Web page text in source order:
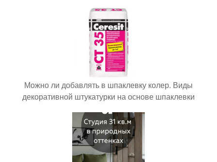
Можно ли добавлять в шпаклевку колер. Виды
декоративной штукатурки на основе шпаклевки